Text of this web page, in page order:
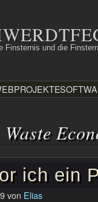
Finsternis und die
Waste
ich ein
von Elias